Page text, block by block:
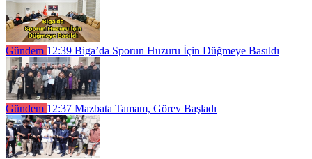
Gündem 12:39 Biga’da Sporun Huzuru İçin Düğmeye Basıldı
Gündem 12:37 Mazbata Tamam, Görev Başladı